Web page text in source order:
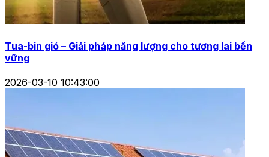
Tua-bin gió – Giải pháp năng lượng cho tương lai bền
vững
2026-03-10 10:43:00